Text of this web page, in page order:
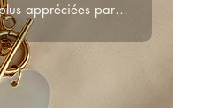
appréciées par
inégalé.